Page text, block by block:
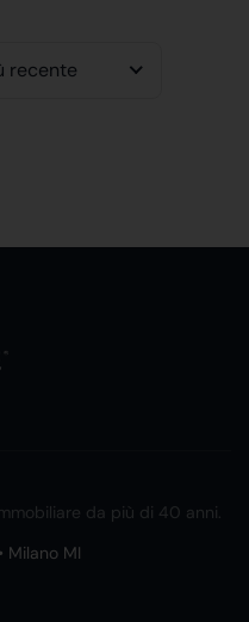
recente
da più di 40 anni.
Milano MI